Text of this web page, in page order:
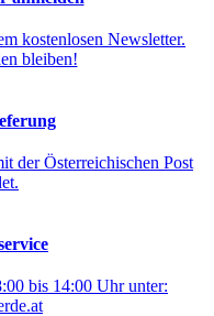
kostenlosen Newsletter.
bleiben!
der Österreichischen Post
bis 14:00 Uhr unter: